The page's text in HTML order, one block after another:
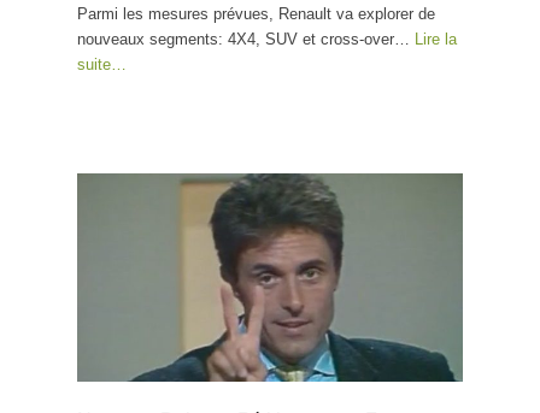
Parmi les mesures prévues, Renault va explorer de
nouveaux segments: 4X4, SUV et cross-over… Lire la
suite…